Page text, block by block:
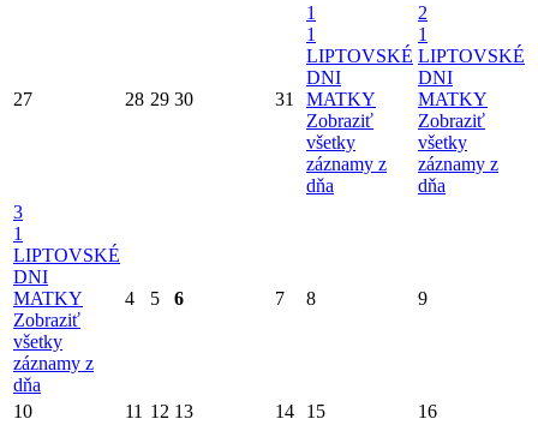
27 28 29 30 31
1
1
LIPTOVSKÉ
DNI
MATKY
Zobraziť
všetky
záznamy z
dňa
2
1
LIPTOVSKÉ
DNI
MATKY
Zobraziť
všetky
záznamy z
dňa
3
1
LIPTOVSKÉ
DNI
MATKY
Zobraziť
všetky
záznamy z
dňa
4 5 6 7 8 9
10 11 12 13 14 15 16